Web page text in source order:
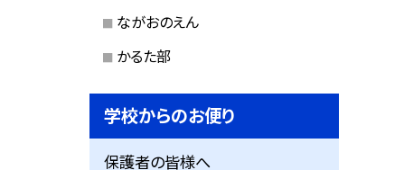
ながおのえん
かるた部
学校からのお便り
保護者の皆様へ